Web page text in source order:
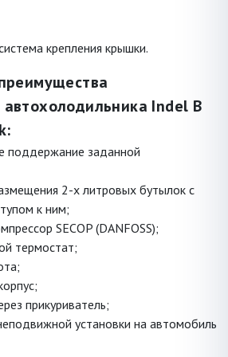
крепления крышки.
Indel B
поддержание заданной
2-х литровых бутылок с
к ним;
SECOP (DANFOSS);
термостат;
прикуриватель;
установки на автомобиль